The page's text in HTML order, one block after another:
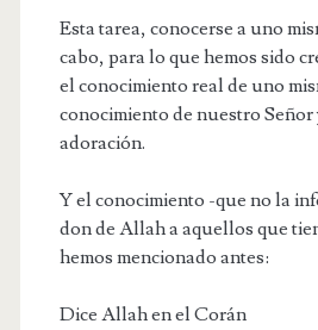
Esta tarea, conocerse a uno
cabo, para lo que hemos sido
el conocimiento real de uno
conocimiento de nuestro Señor
adoración.
Y el conocimiento -que no la
don de Allah a aquellos que
hemos mencionado antes:
Dice Allah en el Corán